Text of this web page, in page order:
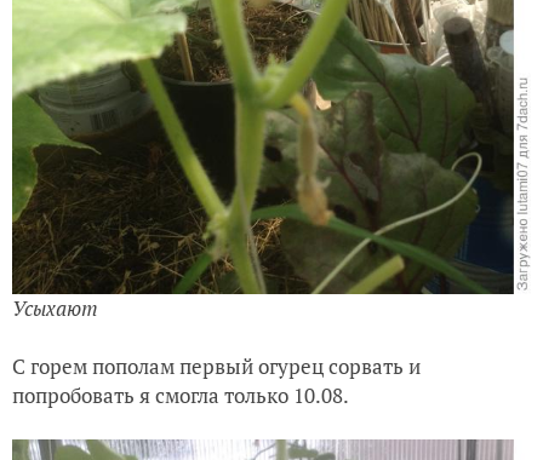
Усыхают
С горем пополам первый огурец сорвать и
попробовать я смогла только 10.08.